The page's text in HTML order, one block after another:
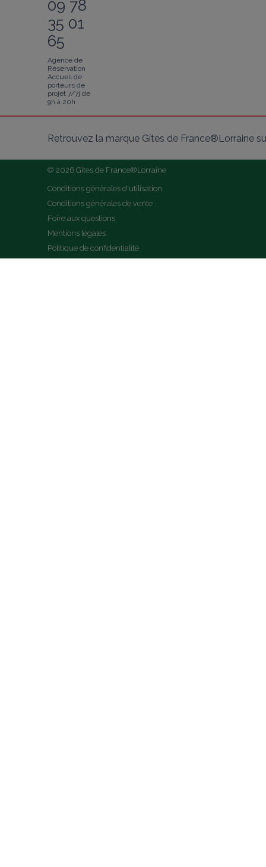
09 78
35 01
65
Agence de
Réservation
Accueil de
porteurs de
projet 7/7j de
9h à 20h
Retrouvez la marque Gîtes de France®Lorraine
© 2026 Gîtes de France®Lorraine
Conditions générales d'utilisation
Conditions générales de vente
Foire aux questions
Mentions légales
Politique de confidentialité